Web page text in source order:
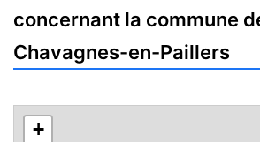
concernant la commune
Chavagnes-en-Paillers
+